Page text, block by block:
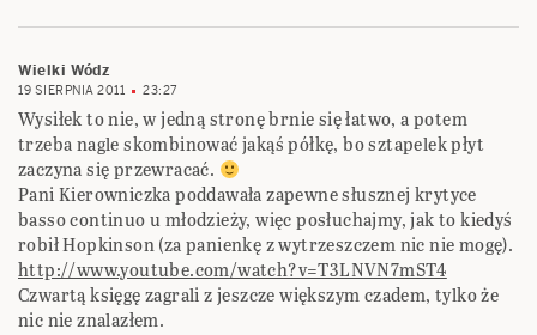
Wielki Wódz
19 SIERPNIA 2011 23:27
Wysiłek to nie, w jedną stronę brnie się łatwo, a potem
trzeba nagle skombinować jakąś półkę, bo sztapelek płyt
zaczyna się przewracać.
Pani Kierowniczka poddawała zapewne słusznej krytyce
basso continuo u młodzieży, więc posłuchajmy, jak to kiedyś
robił Hopkinson (za panienkę z wytrzeszczem nic nie mogę).
http://www.youtube.com/watch?v=T3LNVN7mST4
Czwartą księgę zagrali z jeszcze większym czadem, tylko że
nic nie znalazłem.